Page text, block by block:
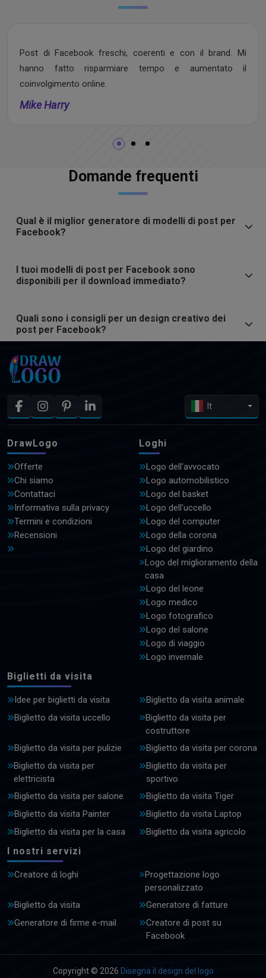
Post di Facebook freschi, coerenti e con il brand. Mi
hanno fatto risparmiare tempo e aumentato il
coinvolgimento online.
Mike Harry
Domande frequenti
Qual è il miglior generatore di modelli di post per
Facebook?
I tuoi modelli di post per Facebook sono
disponibili per il download immediato?
Quali sono i consigli per un design creativo dei
post per Facebook?
It
DrawLogo
Offerte
Chi siamo
Contattaci
Informativa sulla privacy
Termini e condizioni
Recensioni
Loghi
Logo dell'avvocato
Logo automobilistico
Logo del basket
Logo dell'uccello
Logo del computer
Logo della corona
Logo del giardino
Logo del miglioramento della
casa
Logo del leone
Logo medico
Logo fotografico
Logo del salone
Logo di viaggio
Logo invernale
Biglietti da visita
Idee per biglietti da visita
Biglietto da visita animale
Biglietto da visita uccello
Biglietto da visita per
costruttore
Biglietto da visita per pulizie
Biglietto da visita per corona
Biglietto da visita per
elettricista
Biglietto da visita per
sportivo
Biglietto da visita per salone
Biglietto da visita Tiger
Biglietto da visita Painter
Biglietto da visita Laptop
Biglietto da visita per la casa
Biglietto da visita agricolo
I nostri servizi
Creatore di loghi
Progettazione logo
personalizzato
Biglietto da visita
Generatore di fatture
Generatore di firme e-mail
Creatore di post su
Facebook
Copyright © 2026 Disegna il design del logo